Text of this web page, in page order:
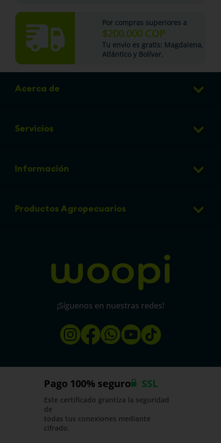
Por compras superiores a
$200.000 COP
Tu envío es gratis: Magdalena,
Atlántico y Bolívar.
Acerca de
Club de Puntos
Preguntas frecuentes
Linea de transparencia
Servicios
Veterinaria
Eventos
Información
info@micorral.com
Productos Agropecuarios
¡Síguenos en nuestras redes!
Pago 100% seguro SSL
Este certificado grantiza la seguridad
de
todas tus conexiones mediante
cifrado.